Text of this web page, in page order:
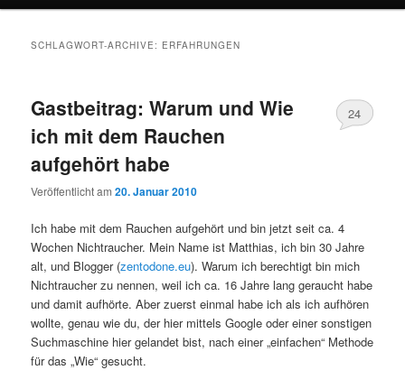
SCHLAGWORT-ARCHIVE: ERFAHRUNGEN
Gastbeitrag: Warum und Wie
ich mit dem Rauchen
aufgehört habe
Veröffentlicht am20. Januar 2010
24
Ich habe mit dem Rauchen aufgehört und bin jetzt seit ca. 4
Wochen Nichtraucher. Mein Name ist Matthias, ich bin 30 Jahre
alt, und Blogger (zentodone.eu). Warum ich berechtigt bin mich
Nichtraucher zu nennen, weil ich ca. 16 Jahre lang geraucht habe
und damit aufhörte. Aber zuerst einmal habe ich als ich aufhören
wollte, genau wie du, der hier mittels Google oder einer sonstigen
Suchmaschine hier gelandet bist, nach einer „einfachen“ Methode
für das „Wie“ gesucht.